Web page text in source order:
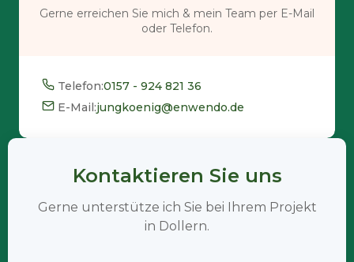
Gerne erreichen Sie mich & mein Team per E-Mail
oder Telefon.
Telefon:0157 - 924 821 36
E-Mail:jungkoenig@enwendo.de
Kontaktieren Sie uns
Gerne unterstütze ich Sie bei Ihrem Projekt
in Dollern.